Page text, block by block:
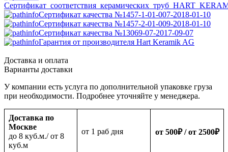
Сертификат качества №1457-1-01-007-2018-01-10
Сертификат качества №1457-2-01-009-2018-01-10
Сертификат качества №13069-07-2017-09-07
Гарантия от производителя Hart Keramik AG
Доставка и оплата
Варианты доставки
У компании есть услуга по дополнительной упаковке груза
при необходимости. Подробнее уточняйте у менеджера.
Доставка по
Москве
до 8 куб.м./ от 8
куб.м
oт 1 раб дня от 500₽/ от 2500₽